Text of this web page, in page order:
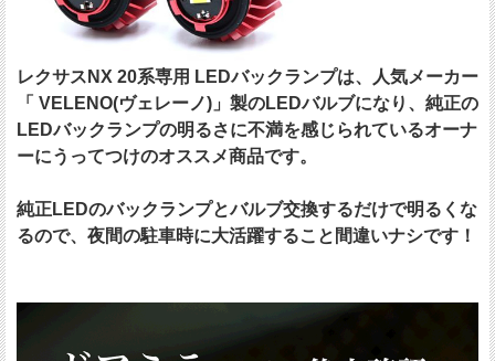
レクサスNX 20系専用 LEDバックランプは、人気メーカー
「 VELENO(ヴェレーノ)」製のLEDバルブになり、純正の
LEDバックランプの明るさに不満を感じられているオーナ
ーにうってつけのオススメ商品です。
純正LEDのバックランプとバルブ交換するだけで明るくな
るので、夜間の駐車時に大活躍すること間違いナシです！